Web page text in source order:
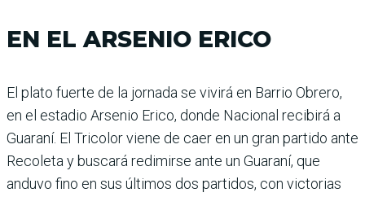
EN EL ARSENIO ERICO
El plato fuerte de la jornada se vivirá en Barrio Obrero,
en el estadio Arsenio Erico, donde Nacional recibirá a
Guaraní. El Tricolor viene de caer en un gran partido ante
Recoleta y buscará redi­mirse ante un Guaraní, que
anduvo fino en sus últimos dos partidos, con victorias